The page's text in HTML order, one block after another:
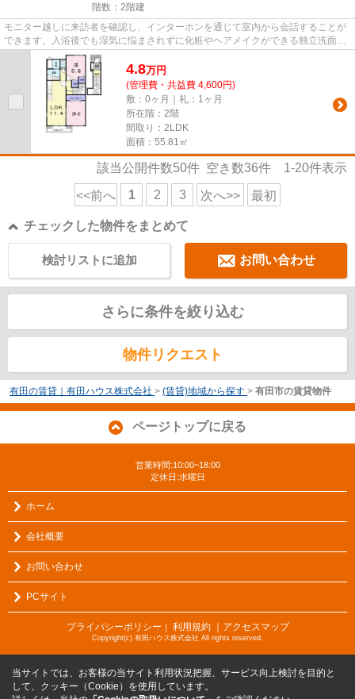
階数：2階建
モニター越しに来訪者を確認し、インターホンを通じて室内から会話することが
できます。入浴後でも湿気に悩まされずに化粧やヘアメイクができる独立洗面台
があります。BS用の環境は整...
4.8万円
(管理費・共益費 4,600円)
敷：0ヶ月｜礼：1ヶ月
所在階：2階
間取り：2LDK
面積：55.81㎡
該当公開件数50件 空き数36件 1-20件表示
<<前へ 1 2 3 次へ>> 最初
チェックした物件をまとめて
お問い合わせ
検討リストに追加
さらに条件を絞り込む
物件リクエスト
有田の賃貸｜有田ハウス株式会社 > (賃貸)地域から探す > 有田市の賃貸物件
ページトップに戻る
営業時間:10:00~18:00
定休日:水曜日
ホーム
会社概要
お問い合わせ
PCサイト
プライバシーポリシー ｜ 利用規約 ｜アクセスマップ
Copyright(c) 有田ハウス株式会社 All rights reserved.
当サイトでは、お客様の当サイト利用状況把握、サービス向上検討を目的と
して、クッキー（Cookie）を使用しています。